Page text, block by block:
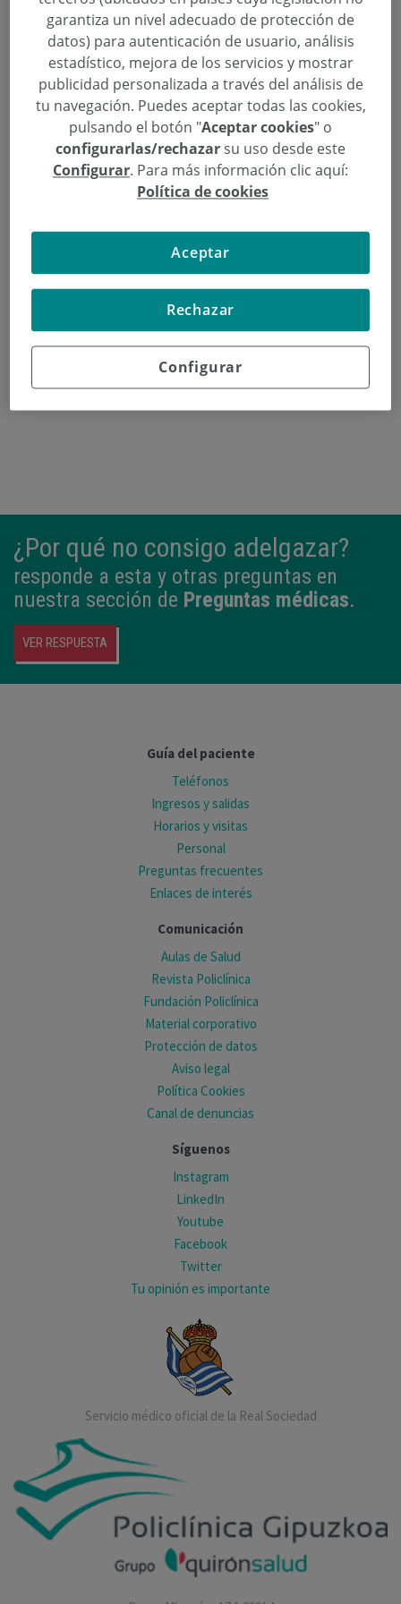
Gipuzkoa donde permanece hospitalizado. Ha
querido mostrar su agradecimiento al equipo del Dr.
Ignacio Gallo y, en especial, al Dr. Ingacio Pérez-
Morerias, por haberle intervenido del corazón tras
la negativa de tres reconocidos hospitales de
España debido a su crítica situación y el alto riesgo
que corría en la cirugía. Él mismo nos cuenta cómo
Diego González Bravo. Paciente operado de corazón
por el equipo del Dr. Gallo
¿Por qué no consigo adelgazar?
responde a esta y otras preguntas en
nuestra sección de Preguntas médicas.
VER RESPUESTA
Guía del paciente
Teléfonos
Ingresos y salidas
Horarios y visitas
Personal
Preguntas frecuentes
Enlaces de interés
Comunicación
Aulas de Salud
Revista Policlínica
Fundación Policlínica
Material corporativo
Protección de datos
Aviso legal
Política Cookies
Canal de denuncias
Síguenos
Instagram
LinkedIn
Youtube
Facebook
Twitter
Tu opinión es importante
Servicio médico oficial de la Real Sociedad
garantiza un nivel adecuado de protección de
datos) para autenticación de usuario, análisis
estadístico, mejora de los servicios y mostrar
publicidad personalizada a través del análisis de
tu navegación. Puedes aceptar todas las cookies,
pulsando el botón "Aceptar cookies" o
configurarlas/rechazarsu uso desde este
Configurar. Para más información clic aquí:
Política de cookies
Configurar
Rechazar
Aceptar